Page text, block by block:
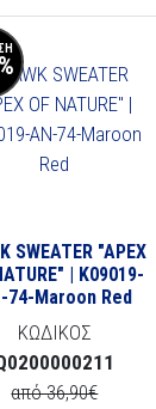
SWEATER "APEX
| K09019-
74-Maroon Red
ΚΩΔΙΚΟΣ
από 36,90€